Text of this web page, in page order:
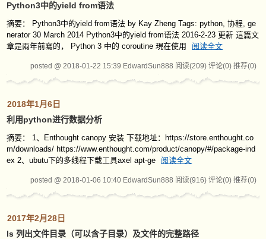
Python3中的yield from语法
摘要： Python3中的yield from语法 by Kay Zheng Tags: python, 协程, ge
nerator 30 March 2014 Python3中的yield from语法 2016-2-23 更新 這篇文
章是兩年前寫的， Python 3 中的 coroutine 現在使用
阅读全文
posted @ 2018-01-22 15:39 EdwardSun888 阅读(209) 评论(0) 推荐(0)
2018年1月6日
利用python进行数据分析
摘要： 1、Enthought canopy 安装 下载地址：https://store.enthought.co
m/downloads/ https://www.enthought.com/product/canopy/#/package-ind
ex 2、ubutu下的多线程下载工具axel apt-ge
阅读全文
posted @ 2018-01-06 10:40 EdwardSun888 阅读(916) 评论(0) 推荐(0)
2017年2月28日
ls 列出文件目录（可以含子目录）及文件的完整路径